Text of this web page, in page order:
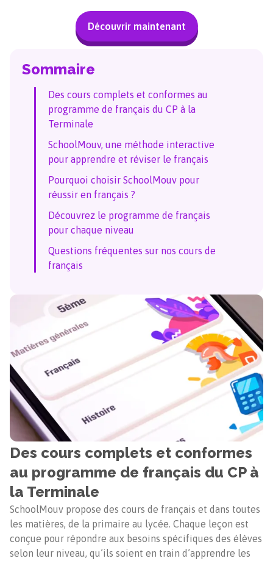
Découvrir maintenant
Sommaire
Des cours complets et conformes au
programme de français du CP à la
Terminale
SchoolMouv, une méthode interactive
pour apprendre et réviser le français
Pourquoi choisir SchoolMouv pour
réussir en français ?
Découvrez le programme de français
pour chaque niveau
Questions fréquentes sur nos cours de
français
Des cours complets et conformes
au programme de français du CP à
la Terminale
SchoolMouv propose des cours de français et dans toutes
les matières, de la primaire au lycée. Chaque leçon est
conçue pour répondre aux besoins spécifiques des élèves
selon leur niveau, qu’ils soient en train d’apprendre les